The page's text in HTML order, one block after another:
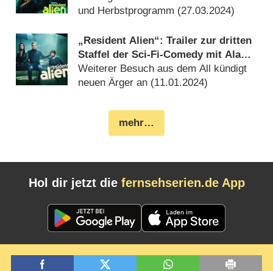
und Herbstprogramm (27.03.2024)
„Resident Alien“: Trailer zur dritten
Staffel der Sci-Fi-Comedy mit Alan
Tudyk
Weiterer Besuch aus dem All kündigt
neuen Ärger an (11.01.2024)
mehr…
Hol dir jetzt die fernsehserien.de App